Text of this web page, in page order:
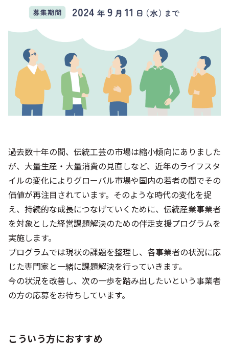
過去数十年の間、伝統工芸の市場は縮小傾向にありました
が、大量生産・大量消費の見直しなど、近年のライフスタ
イルの変化によりグローバル市場や国内の若者の間でその
価値が再注目されています。そのような時代の変化を捉
え、持続的な成長につなげていくために、伝統産業事業者
を対象とした経営課題解決のための伴走支援プログラムを
実施します。
プログラムでは現状の課題を整理し、各事業者の状況に応
じた専門家と一緒に課題解決を行っていきます。
今の状況を改善し、次の一歩を踏み出したいという事業者
の方の応募をお待ちしています。
こういう方におすすめ